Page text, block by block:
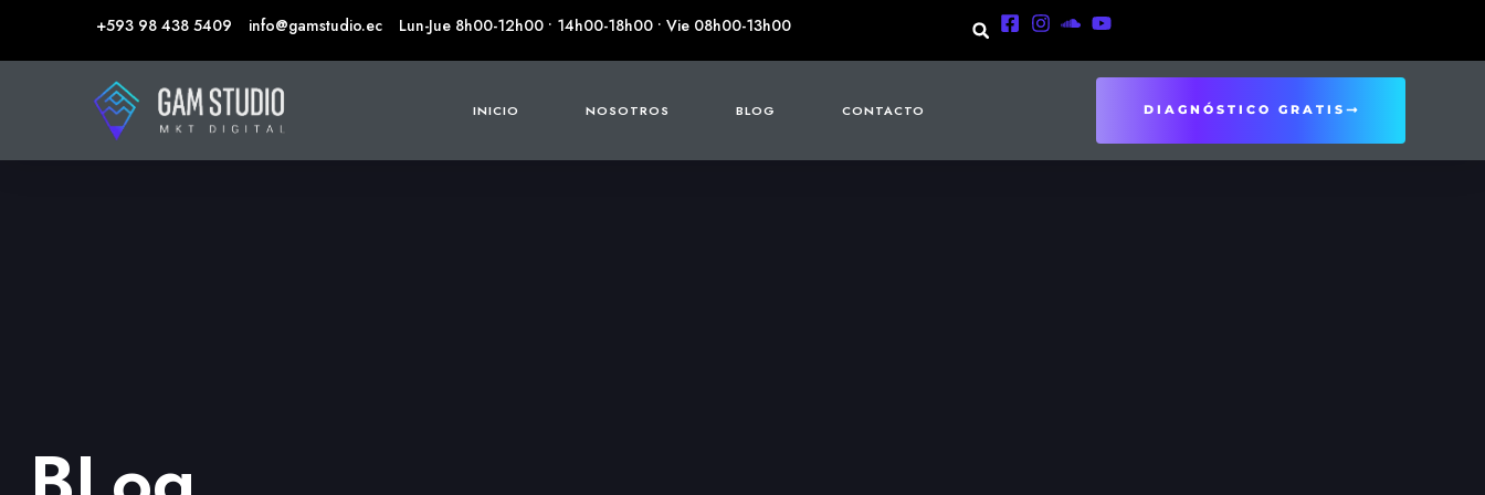
+593 98 438 5409 info@gamstudio.ec Lun-Jue 8h00-12h00 • 14h00-18h00 • Vie 08h00-13h00
INICIO NOSOTROS BLOG CONTACTO DIAGNÓSTICO GRATIS